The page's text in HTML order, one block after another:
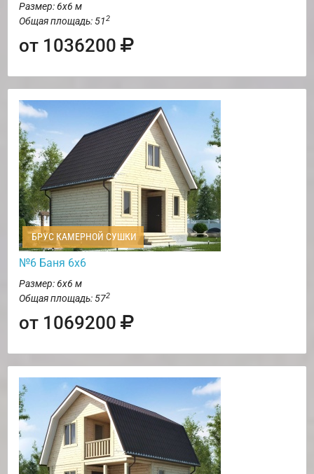
Размер: 6х6 м
Общая площадь: 512
от 1036200
БРУС КАМЕРНОЙ СУШКИ
№6 Баня 6х6
Размер: 6х6 м
Общая площадь: 572
от 1069200